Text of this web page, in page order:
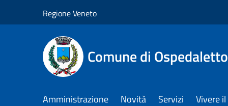
Regione Veneto
Comune di
Amministrazione Novità Servizi Vivere